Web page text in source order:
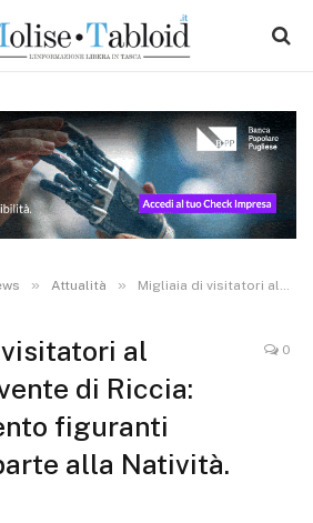
» Attualità » Migliaia di visitatori al Presepe Vivente di Riccia: oltre duecento figuranti prendono parte alla Natività. FOTO
al
di Riccia:
figuranti
alla Natività.
0